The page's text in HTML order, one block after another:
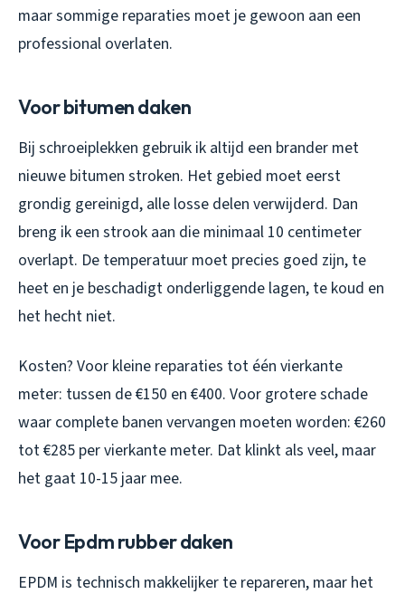
maar sommige reparaties moet je gewoon aan een
professional overlaten.
Voor bitumen daken
Bij schroeiplekken gebruik ik altijd een brander met
nieuwe bitumen stroken. Het gebied moet eerst
grondig gereinigd, alle losse delen verwijderd. Dan
breng ik een strook aan die minimaal 10 centimeter
overlapt. De temperatuur moet precies goed zijn, te
heet en je beschadigt onderliggende lagen, te koud en
het hecht niet.
Kosten? Voor kleine reparaties tot één vierkante
meter: tussen de €150 en €400. Voor grotere schade
waar complete banen vervangen moeten worden: €260
tot €285 per vierkante meter. Dat klinkt als veel, maar
het gaat 10-15 jaar mee.
Voor Epdm rubber daken
EPDM is technisch makkelijker te repareren, maar het